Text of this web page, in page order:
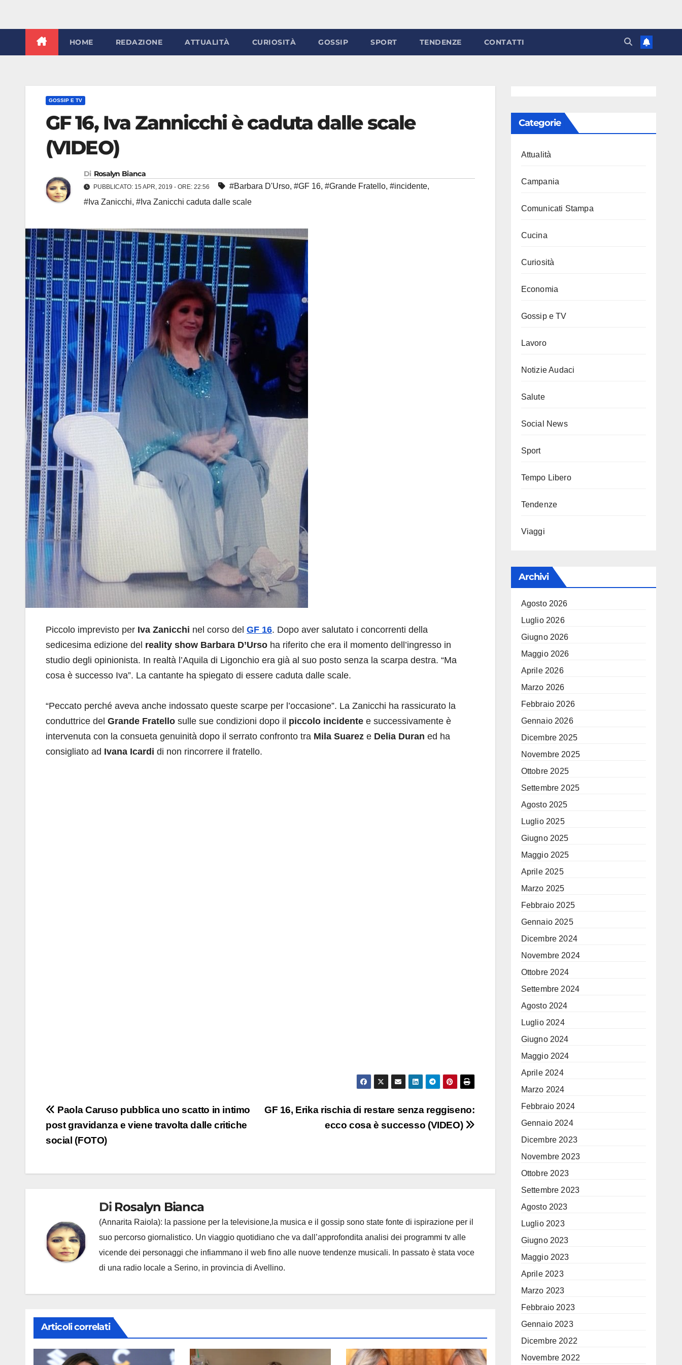
HOME REDAZIONE ATTUALITÀ CURIOSITÀ GOSSIP SPORT TENDENZE CONTATTI
GOSSIP E TV
GF 16, Iva Zannicchi è caduta dalle scale
(VIDEO)
Di Rosalyn Bianca
PUBBLICATO: 15 APR, 2019 - ORE: 22:56 #Barbara D'Urso, #GF 16, #Grande Fratello, #incidente,
#Iva Zanicchi, #Iva Zanicchi caduta dalle scale
Piccolo imprevisto per Iva Zanicchi nel corso del GF 16. Dopo aver salutato i concorrenti della
sedicesima edizione del reality show Barbara D’Urso ha riferito che era il momento dell’ingresso in
studio degli opinionista. In realtà l’Aquila di Ligonchio era già al suo posto senza la scarpa destra. “Ma
cosa è successo Iva”. La cantante ha spiegato di essere caduta dalle scale.
“Peccato perché aveva anche indossato queste scarpe per l’occasione”. La Zanicchi ha rassicurato la
conduttrice del Grande Fratello sulle sue condizioni dopo il piccolo incidente e successivamente è
intervenuta con la consueta genuinità dopo il serrato confronto tra Mila Suarez e Delia Duran ed ha
consigliato ad Ivana Icardi di non rincorrere il fratello.
Navigazione
articoli
GF 16, Erika rischia di restare senza reggiseno:
ecco cosa è successo (VIDEO)
Paola Caruso pubblica uno scatto in intimo
post gravidanza e viene travolta dalle critiche
social (FOTO)
Di Rosalyn Bianca
(Annarita Raiola): la passione per la televisione,la musica e il gossip sono state fonte di ispirazione per il
suo percorso giornalistico. Un viaggio quotidiano che va dall’approfondita analisi dei programmi tv alle
vicende dei personaggi che infiammano il web fino alle nuove tendenze musicali. In passato è stata voce
di una radio locale a Serino, in provincia di Avellino.
Articoli correlati
Categorie
Attualità
Campania
Comunicati Stampa
Cucina
Curiosità
Economia
Gossip e TV
Lavoro
Notizie Audaci
Salute
Social News
Sport
Tempo Libero
Tendenze
Viaggi
Archivi
Agosto 2026
Luglio 2026
Giugno 2026
Maggio 2026
Aprile 2026
Marzo 2026
Febbraio 2026
Gennaio 2026
Dicembre 2025
Novembre 2025
Ottobre 2025
Settembre 2025
Agosto 2025
Luglio 2025
Giugno 2025
Maggio 2025
Aprile 2025
Marzo 2025
Febbraio 2025
Gennaio 2025
Dicembre 2024
Novembre 2024
Ottobre 2024
Settembre 2024
Agosto 2024
Luglio 2024
Giugno 2024
Maggio 2024
Aprile 2024
Marzo 2024
Febbraio 2024
Gennaio 2024
Dicembre 2023
Novembre 2023
Ottobre 2023
Settembre 2023
Agosto 2023
Luglio 2023
Giugno 2023
Maggio 2023
Aprile 2023
Marzo 2023
Febbraio 2023
Gennaio 2023
Dicembre 2022
Novembre 2022